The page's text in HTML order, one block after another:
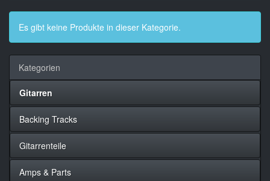
Es gibt keine Produkte in dieser Kategorie.
Kategorien
Gitarren
Backing Tracks
Gitarrenteile
Amps & Parts